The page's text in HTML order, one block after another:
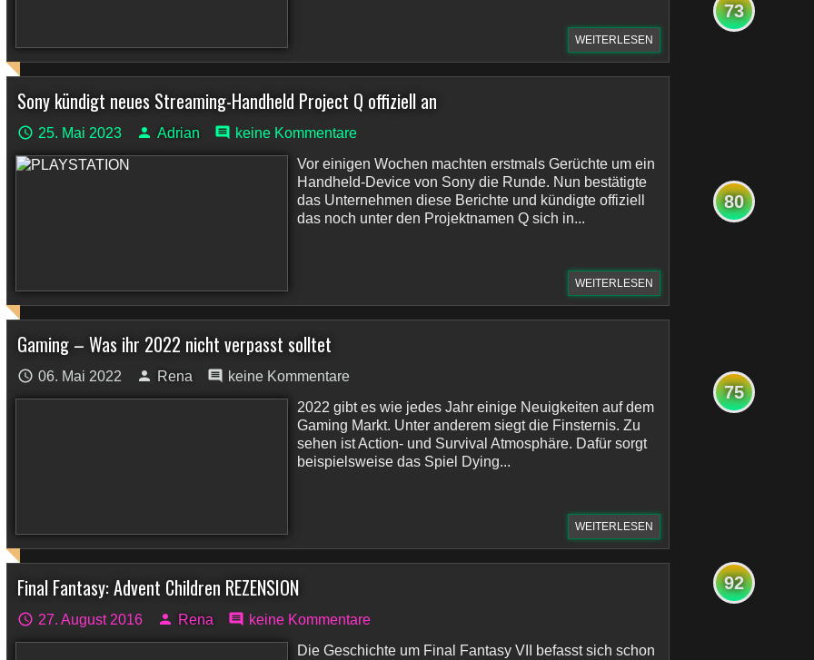
WEITERLESEN
Sony kündigt neues Streaming-Handheld Project Q offiziell an
25. Mai 2023 Adrian
keine Kommentare
Vor einigen Wochen machten erstmals Gerüchte um ein
Handheld-Device von Sony die Runde. Nun bestätigte
das Unternehmen diese Berichte und kündigte offiziell
das noch unter den Projektnamen Q sich in...
WEITERLESEN
Gaming – Was ihr 2022 nicht verpasst solltet
06. Mai 2022 Rena
keine Kommentare
2022 gibt es wie jedes Jahr einige Neuigkeiten auf dem
Gaming Markt. Unter anderem siegt die Finsternis. Zu
sehen ist Action- und Survival Atmosphäre. Dafür sorgt
beispielsweise das Spiel Dying...
WEITERLESEN
Final Fantasy: Advent Children REZENSION
27. August 2016 Rena
keine Kommentare
Die Geschichte um Final Fantasy VII befasst sich schon
73
80
75
92